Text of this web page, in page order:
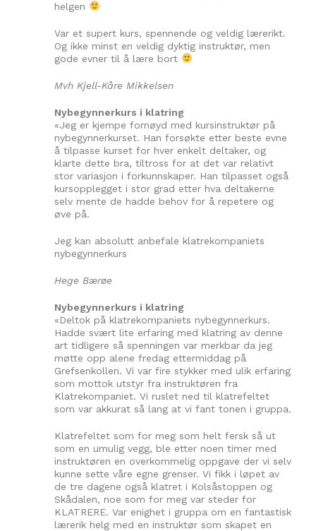
helgen
Var et supert kurs, spennende og veldig lærerikt.
Og ikke minst en veldig dyktig instruktør, men
gode evner til å lære bort
Mvh Kjell-Kåre Mikkelsen
Nybegynnerkurs i klatring
«Jeg er kjempe fornøyd med kursinstruktør på
nybegynnerkurset. Han forsøkte etter beste evne
å tilpasse kurset for hver enkelt deltaker, og
klarte dette bra, tiltross for at det var relativt
stor variasjon i forkunnskaper. Han tilpasset også
kursopplegget i stor grad etter hva deltakerne
selv mente de hadde behov for å repetere og
øve på.
Jeg kan absolutt anbefale klatrekompaniets
nybegynnerkurs
Hege Bærøe
Nybegynnerkurs i klatring
«Deltok på klatrekompaniets nybegynnerkurs.
Hadde svært lite erfaring med klatring av denne
art tidligere så spenningen var merkbar da jeg
møtte opp alene fredag ettermiddag på
Grefsenkollen. Vi var fire stykker med ulik erfaring
som mottok utstyr fra instruktøren fra
Klatrekompaniet. Vi ruslet ned til klatrefeltet
som var akkurat så lang at vi fant tonen i gruppa.
Klatrefeltet som for meg som helt fersk så ut
som en umulig vegg, ble etter noen timer med
instruktøren en overkommelig oppgave der vi selv
kunne sette våre egne grenser. Vi fikk i løpet av
de tre dagene også klatret i Kolsåstoppen og
Skådalen, noe som for meg var steder for
KLATRERE. Var enighet i gruppa om en fantastisk
lærerik helg med en instruktør som skapet en